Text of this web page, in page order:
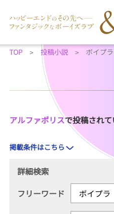
TOP 投稿小説 ボイプ
アルファポリスで投稿されて
掲載条件はこちら
詳細検索
フリーワード